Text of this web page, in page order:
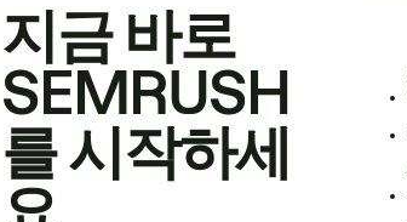
지금 바로
SEMRUSH
를 시작하세
요